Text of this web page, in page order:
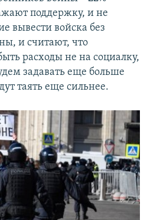
поддержку, и не
вывести войска без
и считают, что
расходы не на социалку,
задавать еще больше
таять еще сильнее.